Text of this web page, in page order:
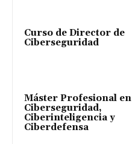
Curso de Director de
Ciberseguridad
Máster Profesional en
Ciberseguridad,
Ciberinteligencia y
Ciberdefensa